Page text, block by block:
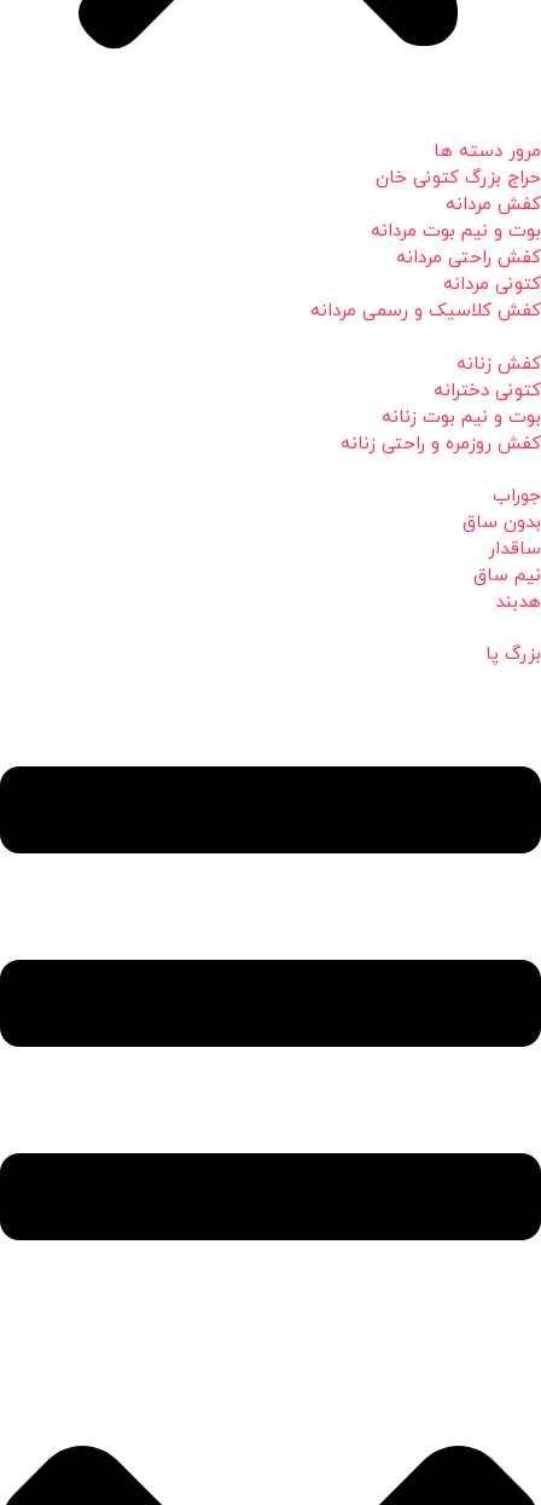
مرور دسته ها
حراج بزرگ کتونی خان
کفش مردانه
بوت و نیم بوت مردانه
کفش راحتی مردانه
کتونی مردانه
کفش کلاسیک و رسمی مردانه
کفش زنانه
کتونی دخترانه
بوت و نیم بوت زنانه
کفش روزمره و راحتی زنانه
جوراب
بدون ساق
ساقدار
نیم ساق
هدبند
بزرگ پا